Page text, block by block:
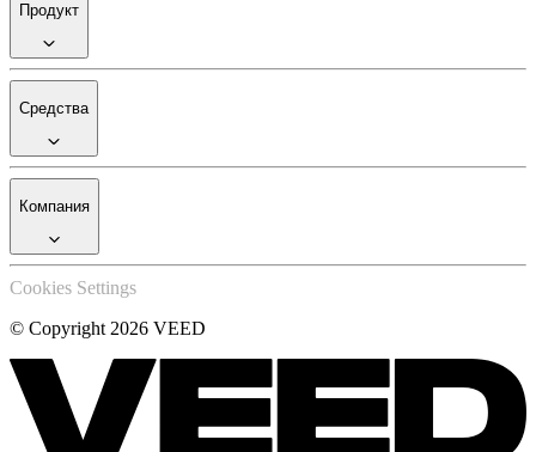
Продукт
Средства
Компания
Cookies Settings
© Copyright 2026 VEED